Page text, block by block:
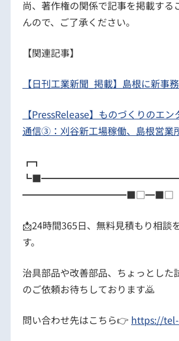
尚、著作権の関係で記事を掲載する
んので、ご了承ください。
【関連記事】
【日刊工業新聞_掲載】島根に新事
【PressRelease】ものづくりのエ
通信③：刈谷新工場稼働、島根営業
┏┓
━━━━━━━━━━━■□━■□
📩24時間365日、無料見積もり相談
す。
治具部品や改善部品、ちょっとした
のご依頼お待ちしております🙇
問い合わせ先はこちら👉 https://